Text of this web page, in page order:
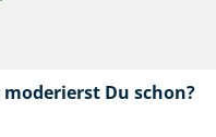
Du schon?